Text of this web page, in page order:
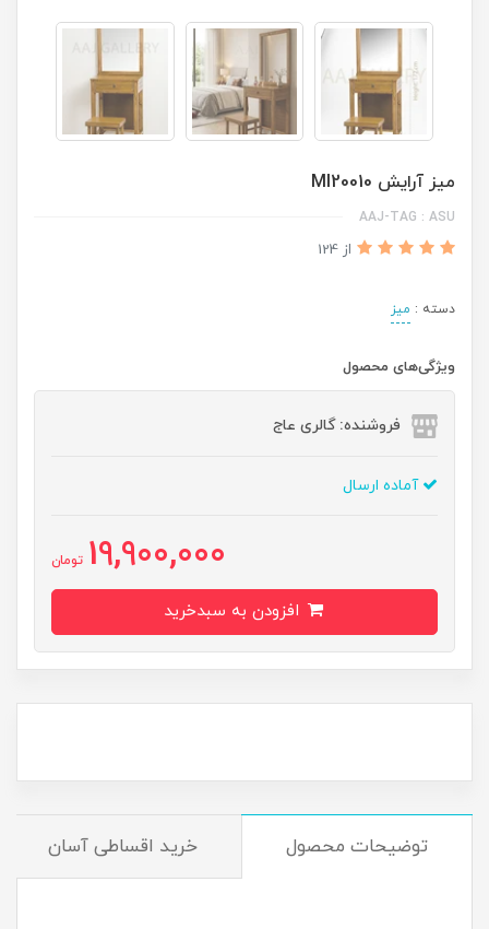
میز آرایش MI20010
AAJ-TAG : ASU
از 124
دسته : میز
ویژگی‌های محصول
فروشنده: گالری عاج
آماده ارسال
19,900,000 تومان
توضیحات محصول خرید اقساطی آسان